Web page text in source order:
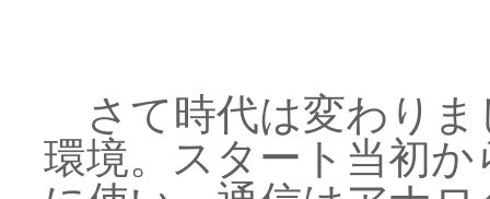
さて時代は変わりま
環境。スタート当初